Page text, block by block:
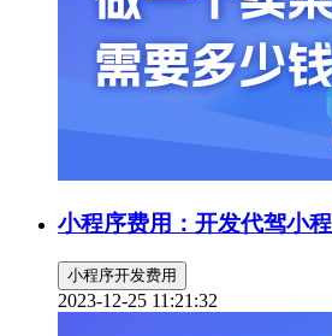
小程序费用：开发代驾小
小程序开发费用
2023-12-25 11:21:32